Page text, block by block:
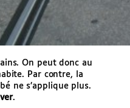
On peut donc au
Par contre, la
ne s’applique plus.
.